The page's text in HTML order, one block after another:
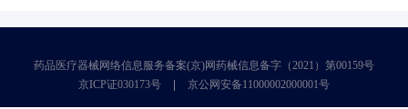
药品医疗器械网络信息服务备案(京)网药械信息备字（2021）第00159号
京ICP证030173号
京公网安备11000002000001号